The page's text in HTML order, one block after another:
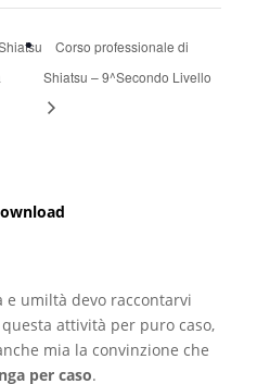
Corso professionale di
Shiatsu – 9^Secondo Livello
e umiltà devo raccontarvi
attività per puro caso,
mia la convinzione che
per caso.